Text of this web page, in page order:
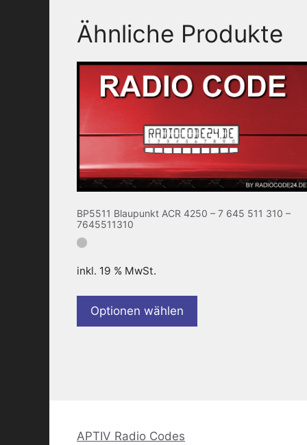
Ähnliche Produkte
BP5511 Blaupunkt ACR 4250 – 7 645 511 310 –
7645511310
inkl. 19 % MwSt.
Optionen wählen
APTIV Radio Codes